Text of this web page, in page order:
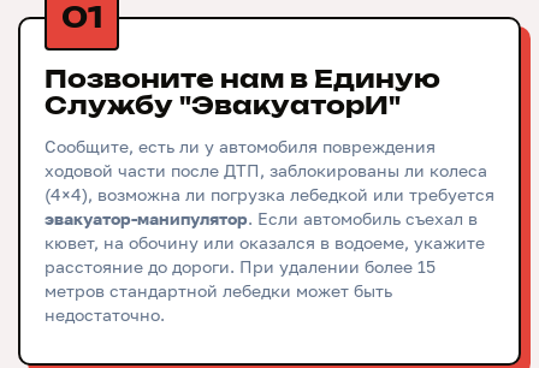
01
Позвоните нам в Единую
Службу "ЭвакуаторИ"
Сообщите, есть ли у автомобиля повреждения
ходовой части после ДТП, заблокированы ли колеса
(4×4), возможна ли погрузка лебедкой или требуется
эвакуатор-манипулятор. Если автомобиль съехал в
кювет, на обочину или оказался в водоеме, укажите
расстояние до дороги. При удалении более 15
метров стандартной лебедки может быть
недостаточно.